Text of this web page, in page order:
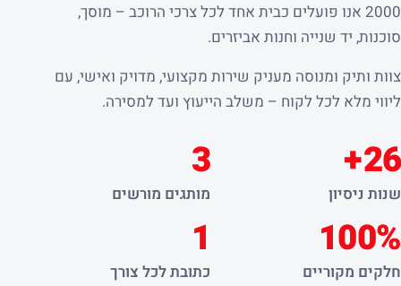
2000 אנו פועלים כבית אחד לכל צרכי הרוכב – מוסך,
סוכנות, יד שנייה וחנות אביזרים.
צוות ותיק ומנוסה מעניק שירות מקצועי, מדויק ואישי, עם
ליווי מלא לכל לקוח – משלב הייעוץ ועד למסירה.
26+
שנות ניסיון
3
מותגים מורשים
100%
חלקים מקוריים
1
כתובת לכל צורך